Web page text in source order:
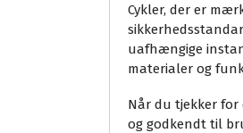
Cykler, der er
uafhængige
materialer og
Når du tjekker for
og godkendt til